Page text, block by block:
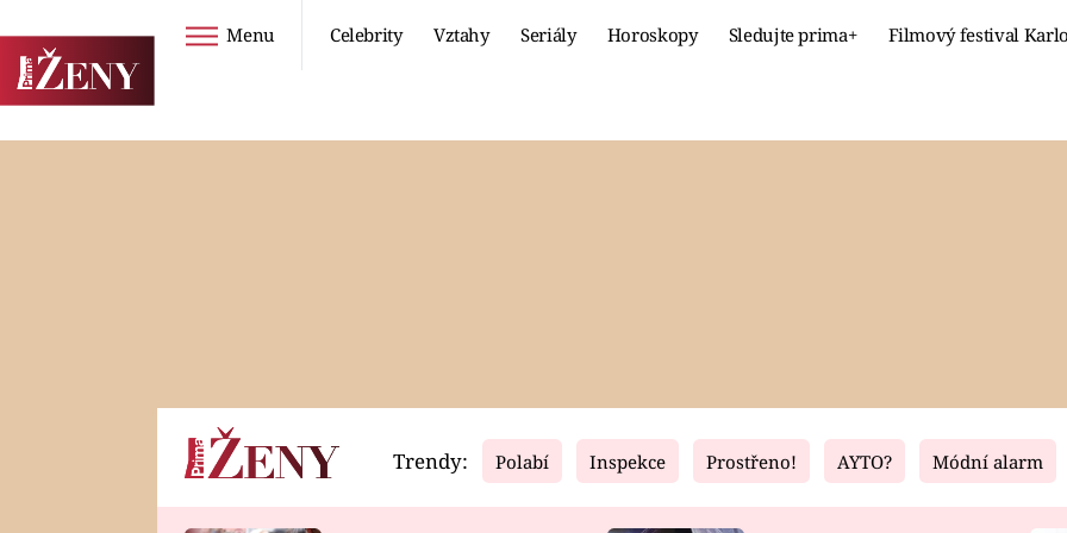
Menu Celebrity Vztahy Seriály Horoskopy Sledujte prima+ Filmový festival
Horoskopy Video Fresh Living
Trendy: Polabí Inspekce Prostřeno! AYTO? Módní alarm